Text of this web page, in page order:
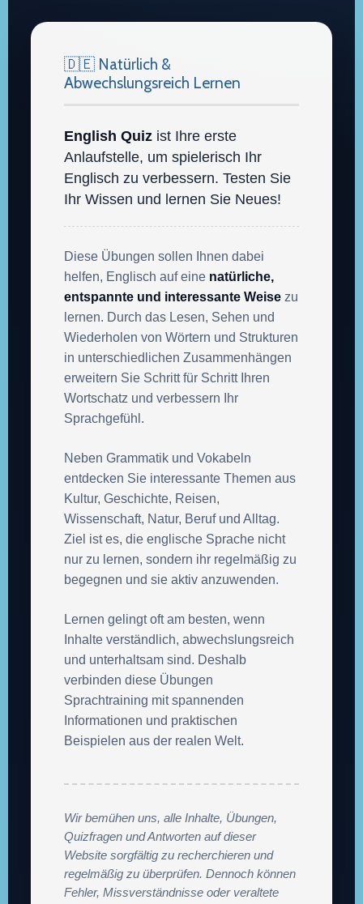
🇩🇪 Natürlich &
Abwechslungsreich Lernen
English Quiz ist Ihre erste
Anlaufstelle, um spielerisch Ihr
Englisch zu verbessern. Testen Sie
Ihr Wissen und lernen Sie Neues!
Diese Übungen sollen Ihnen dabei
helfen, Englisch auf eine natürliche,
entspannte und interessante Weise zu
lernen. Durch das Lesen, Sehen und
Wiederholen von Wörtern und Strukturen
in unterschiedlichen Zusammenhängen
erweitern Sie Schritt für Schritt Ihren
Wortschatz und verbessern Ihr
Sprachgefühl.
Neben Grammatik und Vokabeln
entdecken Sie interessante Themen aus
Kultur, Geschichte, Reisen,
Wissenschaft, Natur, Beruf und Alltag.
Ziel ist es, die englische Sprache nicht
nur zu lernen, sondern ihr regelmäßig zu
begegnen und sie aktiv anzuwenden.
Lernen gelingt oft am besten, wenn
Inhalte verständlich, abwechslungsreich
und unterhaltsam sind. Deshalb
verbinden diese Übungen
Sprachtraining mit spannenden
Informationen und praktischen
Beispielen aus der realen Welt.
Wir bemühen uns, alle Inhalte, Übungen,
Quizfragen und Antworten auf dieser
Website sorgfältig zu recherchieren und
regelmäßig zu überprüfen. Dennoch können
Fehler, Missverständnisse oder veraltete